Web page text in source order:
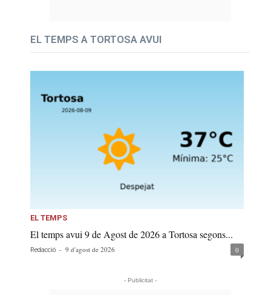
EL TEMPS A TORTOSA AVUI
EL TEMPS
El temps avui 9 de Agost de 2026 a Tortosa segons...
Redacció - 9 d'agost de 2026 0
- Publicitat -